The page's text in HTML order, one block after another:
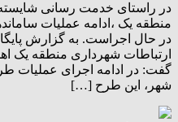
در راستای خدمت رسانی
منطقه یک ،ادامه عملیات
در حال اجراست. به گزارش
ارتباطات شهرداری منطقه یک
گفت: در ادامه اجرای عملیات
شهر، این طرح […]